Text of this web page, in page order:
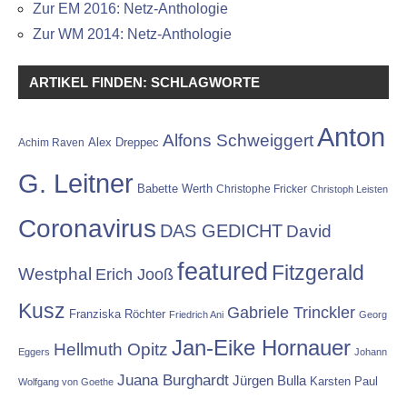
Zur EM 2016: Netz-Anthologie
Zur WM 2014: Netz-Anthologie
ARTIKEL FINDEN: SCHLAGWORTE
Achim Raven Alex Dreppec Alfons SchweiggertAnton
G. Leitner Babette Werth Christophe Fricker Christoph Leisten
Coronavirus DAS GEDICHT David
Westphal Erich Jooß featured Fitzgerald
Kusz Franziska Röchter Friedrich Ani Gabriele Trinckler Georg
Eggers Hellmuth Opitz Jan-Eike Hornauer Johann
Wolfgang von Goethe Juana Burghardt Jürgen Bulla Karsten Paul